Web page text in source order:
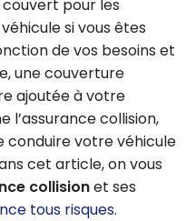
couvert pour les
si vous êtes
de vos besoins et
une couverture
ajoutée à votre
l’assurance collision,
votre véhicule
cet article, on vous
collisionet ses
tous risques.